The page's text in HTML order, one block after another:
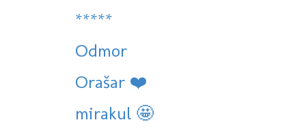
*****
Odmor
Orašar ❤️
mirakul 🤩